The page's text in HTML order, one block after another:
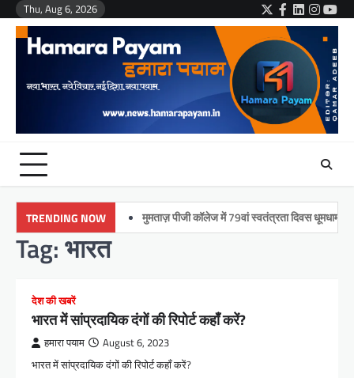
Skip
content
Thu, Aug 6, 2026 Twitter
Facebook
LinkedIn
TRENDING NOW मुमताज़ पीजी कॉलेज में 79वां स्वतंत्रता दिवस धूमधाम से मनाया
Tag:भारत
देश की खबरें
भारत में सांप्रदायिक दंगों की रिपोर्ट कहाँ करें?
हमारा पयाम August 6, 2023
भारत में सांप्रदायिक दंगों की रिपोर्ट कहाँ करें?